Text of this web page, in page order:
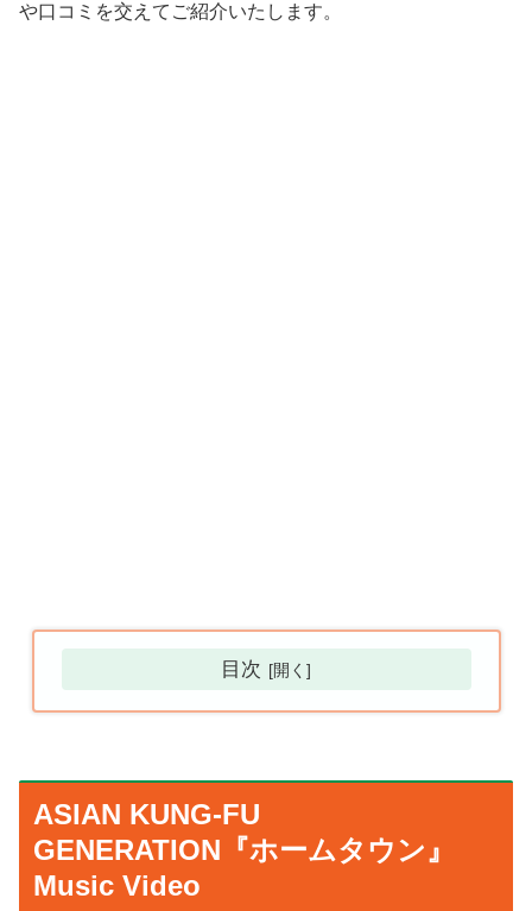
や口コミを交えてご紹介いたします。
目次
ASIAN KUNG-FU
GENERATION『ホームタウン』
Music Video